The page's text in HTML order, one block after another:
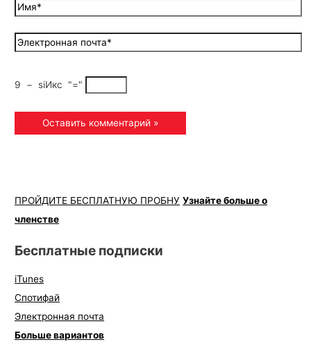
9 − siИкс "="
ПРОЙДИТЕ БЕСПЛАТНУЮ ПРОБНУ Узнайте больше о
членстве
Бесплатные подписки
iTunes
Спотифай
Электронная почта
Больше вариантов